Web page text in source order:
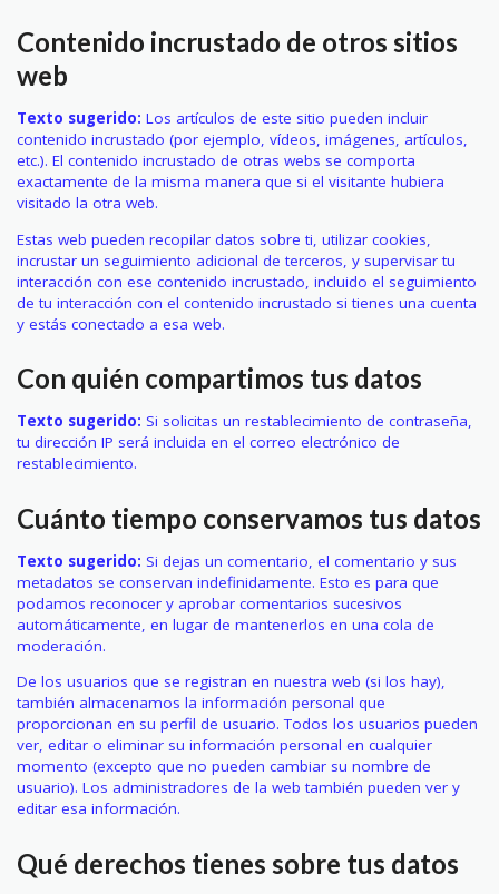
Contenido incrustado de otros sitios
web
Texto sugerido: Los artículos de este sitio pueden incluir
contenido incrustado (por ejemplo, vídeos, imágenes, artículos,
etc.). El contenido incrustado de otras webs se comporta
exactamente de la misma manera que si el visitante hubiera
visitado la otra web.
Estas web pueden recopilar datos sobre ti, utilizar cookies,
incrustar un seguimiento adicional de terceros, y supervisar tu
interacción con ese contenido incrustado, incluido el seguimiento
de tu interacción con el contenido incrustado si tienes una cuenta
y estás conectado a esa web.
Con quién compartimos tus datos
Texto sugerido: Si solicitas un restablecimiento de contraseña,
tu dirección IP será incluida en el correo electrónico de
restablecimiento.
Cuánto tiempo conservamos tus datos
Texto sugerido: Si dejas un comentario, el comentario y sus
metadatos se conservan indefinidamente. Esto es para que
podamos reconocer y aprobar comentarios sucesivos
automáticamente, en lugar de mantenerlos en una cola de
moderación.
De los usuarios que se registran en nuestra web (si los hay),
también almacenamos la información personal que
proporcionan en su perfil de usuario. Todos los usuarios pueden
ver, editar o eliminar su información personal en cualquier
momento (excepto que no pueden cambiar su nombre de
usuario). Los administradores de la web también pueden ver y
editar esa información.
Qué derechos tienes sobre tus datos